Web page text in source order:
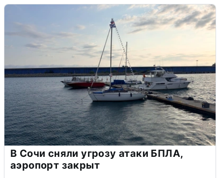
В Сочи сняли угрозу атаки БПЛА,
аэропорт закрыт